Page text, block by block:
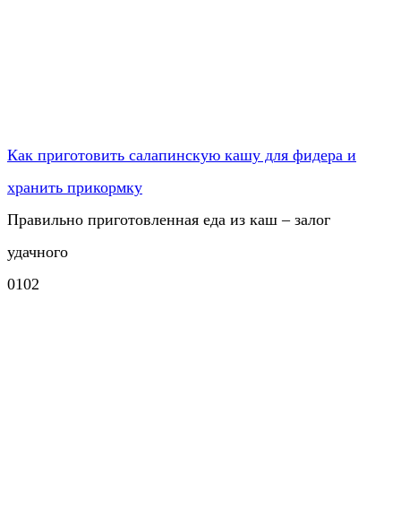
Как приготовить салапинскую кашу для фидера и
хранить прикормку
Правильно приготовленная еда из каш – залог
удачного
0102